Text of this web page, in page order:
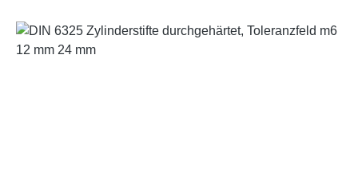
Bildergalerie überspringen